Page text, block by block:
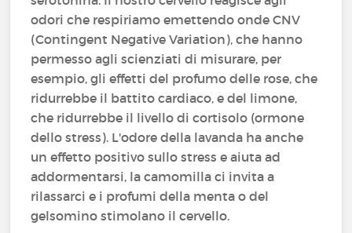
odori che respiriamo emettendo onde CNV
(Contingent Negative Variation), che hanno
permesso agli scienziati di misurare, per
esempio, gli effetti del profumo delle rose, che
ridurrebbe il battito cardiaco, e del limone,
che ridurrebbe il livello di cortisolo (ormone
dello stress). L'odore della lavanda ha anche
un effetto positivo sullo stress e aiuta ad
addormentarsi, la camomilla ci invita a
rilassarci e i profumi della menta o del
gelsomino stimolano il cervello.